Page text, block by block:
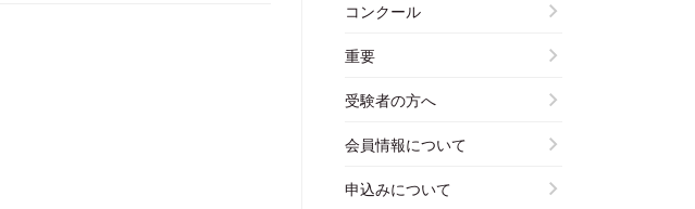
コンクール
重要
受験者の方へ
会員情報について
申込みについて